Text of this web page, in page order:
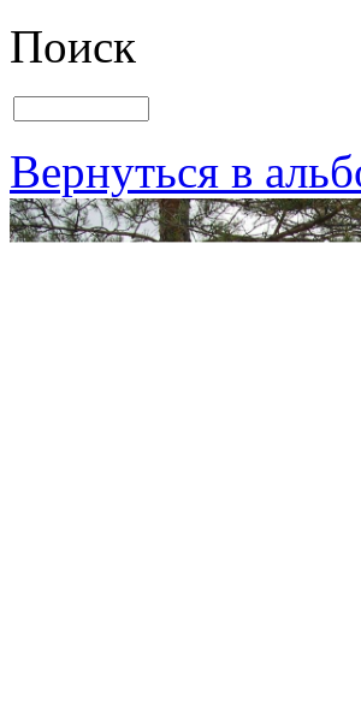
Поиск
Вернуться в